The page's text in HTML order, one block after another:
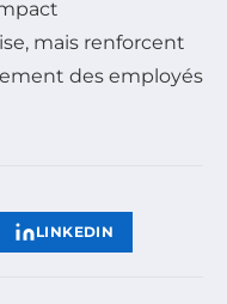
mais renforcent
des employés
LINKEDIN